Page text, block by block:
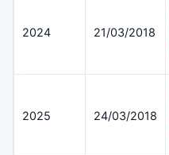
2024 21/03/2018
2025 24/03/2018